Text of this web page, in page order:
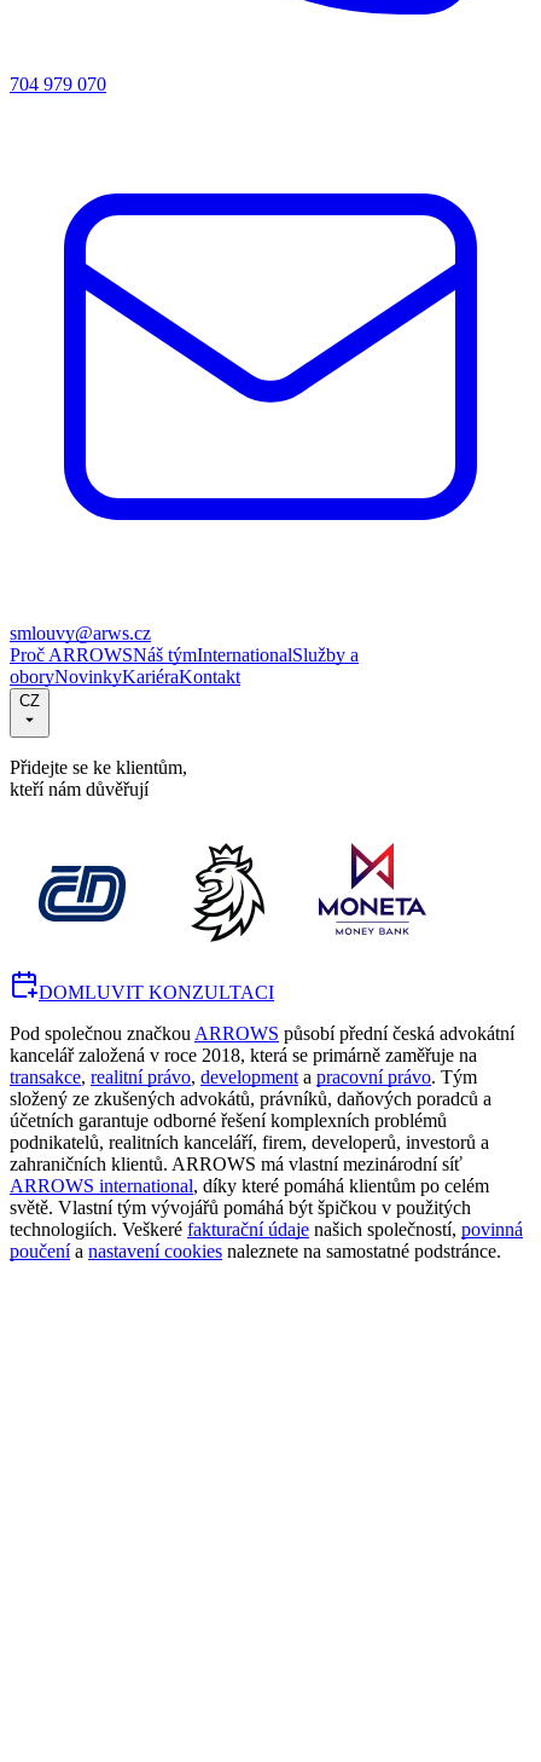
704 979 070
smlouvy@arws.cz
Proč ARROWSNáš týmInternationalSlužby a
oboryNovinkyKariéraKontakt
CZ
Přidejte se ke klientům,
kteří nám důvěřují
DOMLUVIT KONZULTACI
Pod společnou značkou ARROWS působí přední česká advokátní
kancelář založená v roce 2018, která se primárně zaměřuje na
transakce, realitní právo, development a pracovní právo. Tým
složený ze zkušených advokátů, právníků, daňových poradců a
účetních garantuje odborné řešení komplexních problémů
podnikatelů, realitních kanceláří, firem, developerů, investorů a
zahraničních klientů. ARROWS má vlastní mezinárodní síť
ARROWS international, díky které pomáhá klientům po celém
světě. Vlastní tým vývojářů pomáhá být špičkou v použitých
technologiích. Veškeré fakturační údaje našich společností, povinná
poučenía nastavení cookies naleznete na samostatné podstránce.